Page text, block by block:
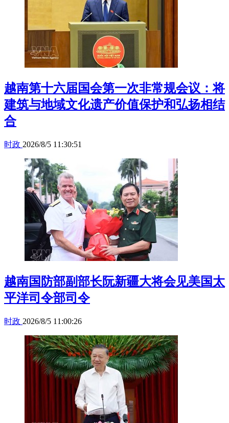
越南第十六届国会第一次非常规会议：将
建筑与地域文化遗产价值保护和弘扬相结
合
时政 2026/8/5 11:30:51
越南国防部副部长阮新疆大将会见美国太
平洋司令部司令
时政 2026/8/5 11:00:26